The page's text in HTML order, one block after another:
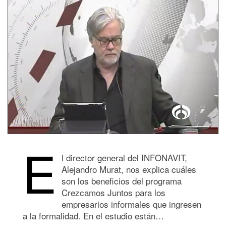
E
l director general del INFONAVIT,
Alejandro Murat, nos explica cuáles
son los beneficios del programa
Crezcamos Juntos para los
empresarios informales que ingresen
a la formalidad. En el estudio están…